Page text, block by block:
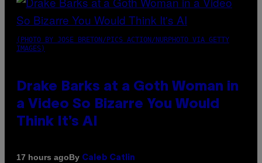
(PHOTO BY JOSE BRETON/PICS ACTION/NURPHOTO VIA GETTY
IMAGES)
Drake Barks at a Goth Woman in
a Video So Bizarre You Would
Think It’s AI
17 hours agoBy Caleb Catlin